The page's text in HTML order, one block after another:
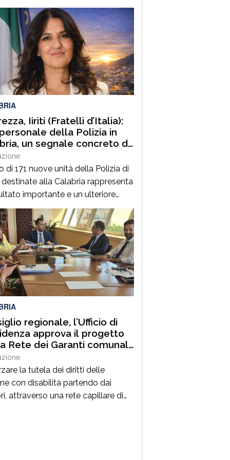
dell’Avv. Margherita Mazzeo
alla collega la più sincera
atto vandalico
rappresenta
non solo alla sua
ed alla sua persona, na anche
professione.In questo
delicato per la collega, certi di
il pensiero […]
Iiriti (Fratelli d’Italia):
personale della Polizia in
un segnale concreto di
verso i territori”
di 171 nuove unità della Polizia di
alla Calabria rappresenta
importante e un ulteriore
nel percorso di rafforzamento
nella nostra regione. Da
regionale di Fratelli d’Italia
con soddisfazione questa
assegnazione, che dimostra
del Governo verso le
delle comunità calabresi e
[…]
regionale, l’Ufficio di
approva il progetto
Rete dei Garanti comunali
persone con disabilità
la tutela dei diritti delle
con disabilità partendo dai
attraverso una rete capillare di